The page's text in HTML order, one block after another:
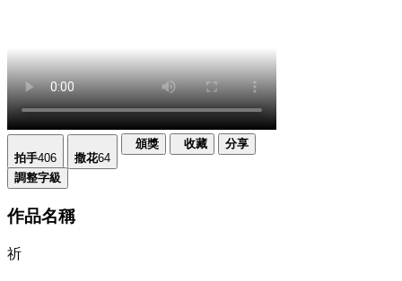
拍手406 撒花64
頒獎 收藏 分享
調整字級
作品名稱
祈